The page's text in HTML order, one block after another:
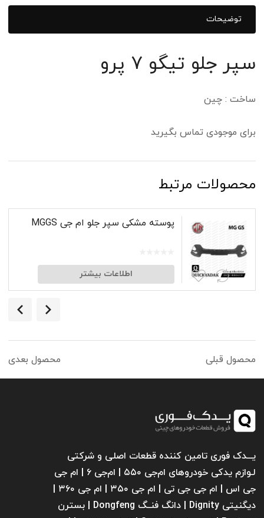
توضیحات
سپر جلو تیگو ۷ پرو
ساخت : چین
برای موجودی تماس بگیرید
محصولات مرتبط
پوسته مشکی سپر جلو ام جی MGGS
اطلاعات بیشتر
محصول قبلی محصول بعدی
یـــدک فوری تامین کننده قطعات اصلی و شرکتی
لـوازم یدکی خودروهای ام‌جی ۵۵۰ | ام‌جی ۶ | ام جی
دیگنیتی Dignity | دانگ فنــگ Dongfeng | بسترن